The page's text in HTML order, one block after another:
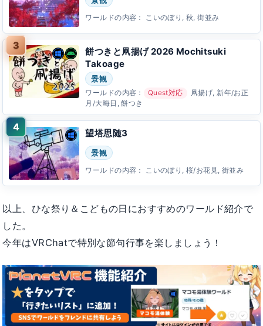
ワールドの内容： こいのぼり, 秋, 街並み
餅つきと凧揚げ 2026 Mochitsuki
Takoage
景観
ワールドの内容： Quest対応
凧揚げ, 新年/お正
月/大晦日, 餅つき
望塔思随3
景観
ワールドの内容： こいのぼり, 桜/お花見, 街並み
以上、ひな祭り＆こどもの日におすすめのワールド紹介で
した。
今年はVRChatで特別な節句行事を楽しましょう！